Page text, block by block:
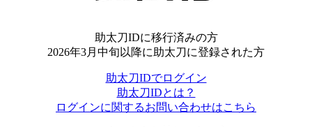
助太刀IDに移行済みの方
2026年3月中旬以降に助太刀に登録された方
助太刀IDでログイン
助太刀IDとは？
ログインに関するお問い合わせはこちら